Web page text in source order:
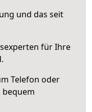
und das seit
für Ihre
Telefon oder
bequem